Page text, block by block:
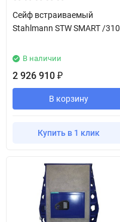
Сейф встраиваемый
Stahlmann STW SMART /310
В наличии
2 926 910 ₽
В корзину
Купить в 1 клик